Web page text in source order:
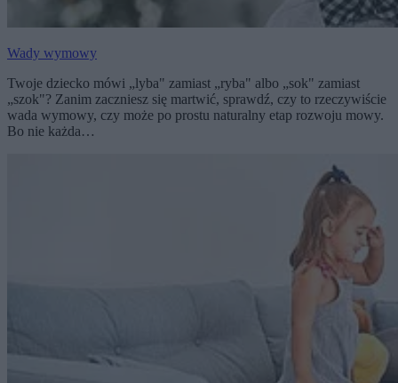
Wady wymowy
Twoje dziecko mówi „lyba" zamiast „ryba" albo „sok" zamiast
„szok"? Zanim zaczniesz się martwić, sprawdź, czy to rzeczywiście
wada wymowy, czy może po prostu naturalny etap rozwoju mowy.
Bo nie każda…